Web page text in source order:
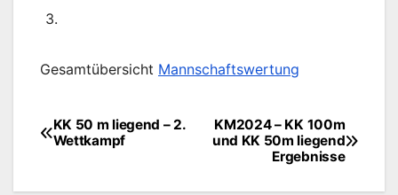
3.
Gesamtübersicht Mannschaftswertung
Beitragsnavigation
KM2024 – KK 100m
und KK 50m liegend
Ergebnisse
KK 50 m liegend – 2.
Wettkampf